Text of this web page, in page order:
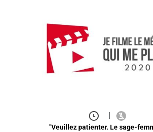
|
"Veuillez patienter. Le sage-